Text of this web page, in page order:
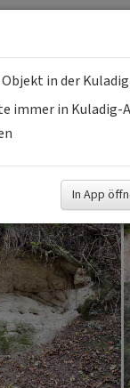
in der
in der
immer in Kuladig-
In App